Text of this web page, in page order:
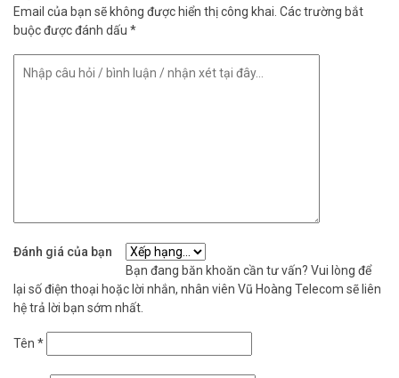
– Nguồn cấp: AC 100~240V @ 0.5-0.7A
– Công suất: 35W
– Nhiệt độ lưu trữ: -10 to 55°C
– Độ ẩm hoạt động (không ngưng tụ): 10 đến 90%
tốt nhất. Tham khảo thêm hình ảnh tạiFacebook Vuhoangtelecom
nhé.
Email của bạn sẽ không được hiển thị công khai. Các trường bắt
buộc được đánh dấu *
Đánh giá của bạn
Bạn đang băn khoăn cần tư vấn? Vui lòng để
lại số điện thoại hoặc lời nhắn, nhân viên Vũ Hoàng Telecom sẽ liên
hệ trả lời bạn sớm nhất.
Tên *